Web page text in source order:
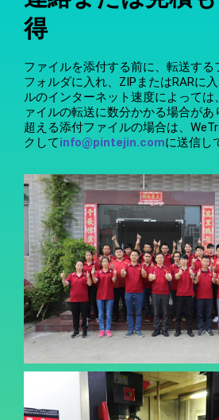
得
ファイルを添付する前に、転送する
フォルダに入れ、ZIPまたはRARに
ルのインターネット速度によっては
ァイルの転送に数分かかる場合があ
超える添付ファイルの場合は、
クしてinfo@pintejin.comに送信し